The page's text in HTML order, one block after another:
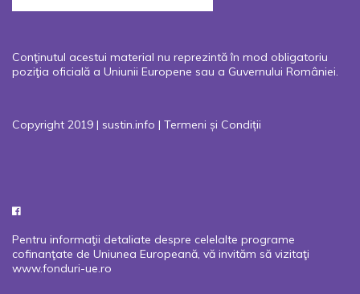
Conţinutul acestui material nu reprezintă în mod obligatoriu
poziţia oficială a Uniunii Europene sau a Guvernului României.
Copyright 2019 | sustin.info | Termeni și Condiții
Pentru informaţii detaliate despre celelalte programe
cofinanţate de Uniunea Europeană, vă invităm să vizitaţi
www.fonduri-ue.ro